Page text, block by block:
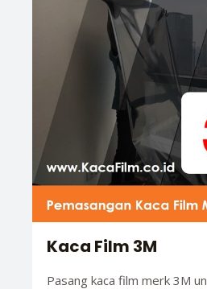
Kaca Film 3M
Pasang kaca film merk 3M